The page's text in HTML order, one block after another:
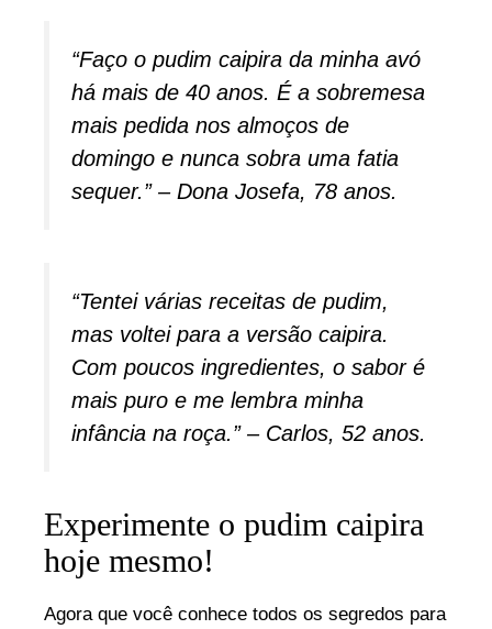
“Faço o pudim caipira da minha avó
há mais de 40 anos. É a sobremesa
mais pedida nos almoços de
domingo e nunca sobra uma fatia
sequer.” – Dona Josefa, 78 anos.
“Tentei várias receitas de pudim,
mas voltei para a versão caipira.
Com poucos ingredientes, o sabor é
mais puro e me lembra minha
infância na roça.” – Carlos, 52 anos.
Experimente o pudim caipira
hoje mesmo!
Agora que você conhece todos os segredos para